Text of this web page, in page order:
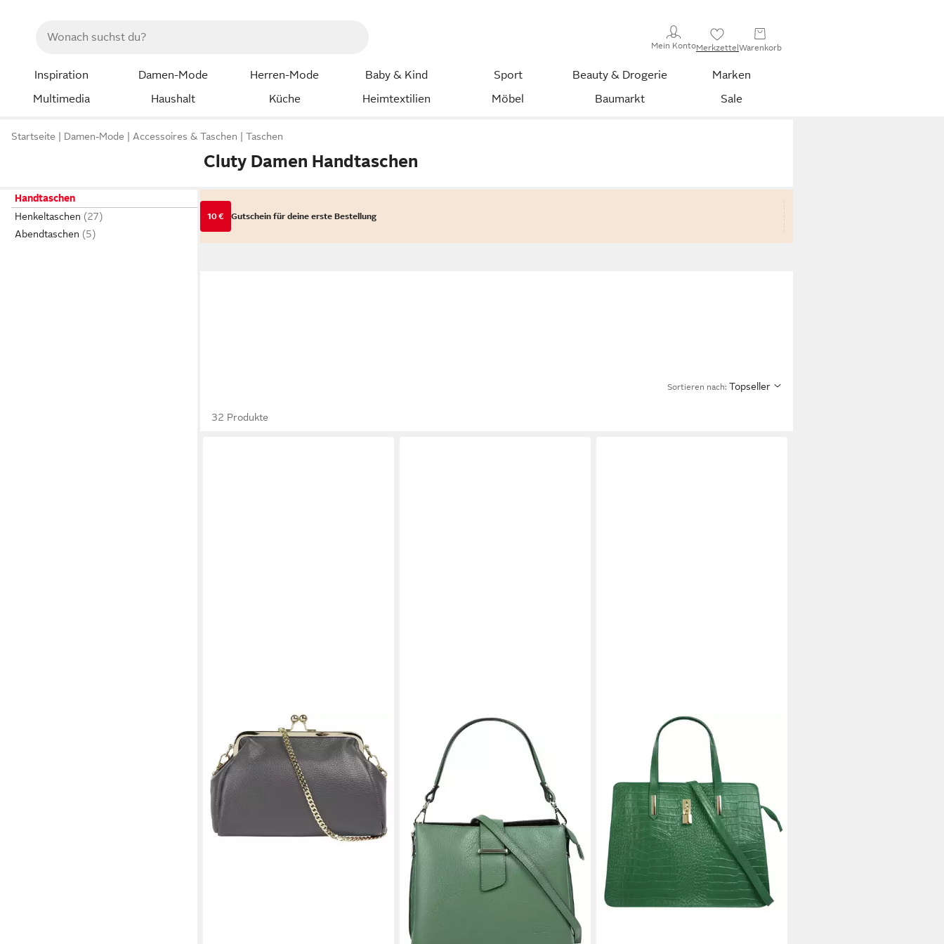
Mein KontoMerkzettelWarenkorb
Inspiration Damen-Mode Herren-Mode Baby & Kind Sport Beauty & Drogerie
Marken
Multimedia
Haushalt Küche Heimtextilien Möbel Baumarkt Sale
Startseite Damen-Mode Accessoires & Taschen Taschen
Cluty Damen Handtaschen
Handtaschen
Henkeltaschen
Abendtaschen
10 € Gutschein für deine erste Bestellung
Sortieren nach: Topseller
32 Produkte